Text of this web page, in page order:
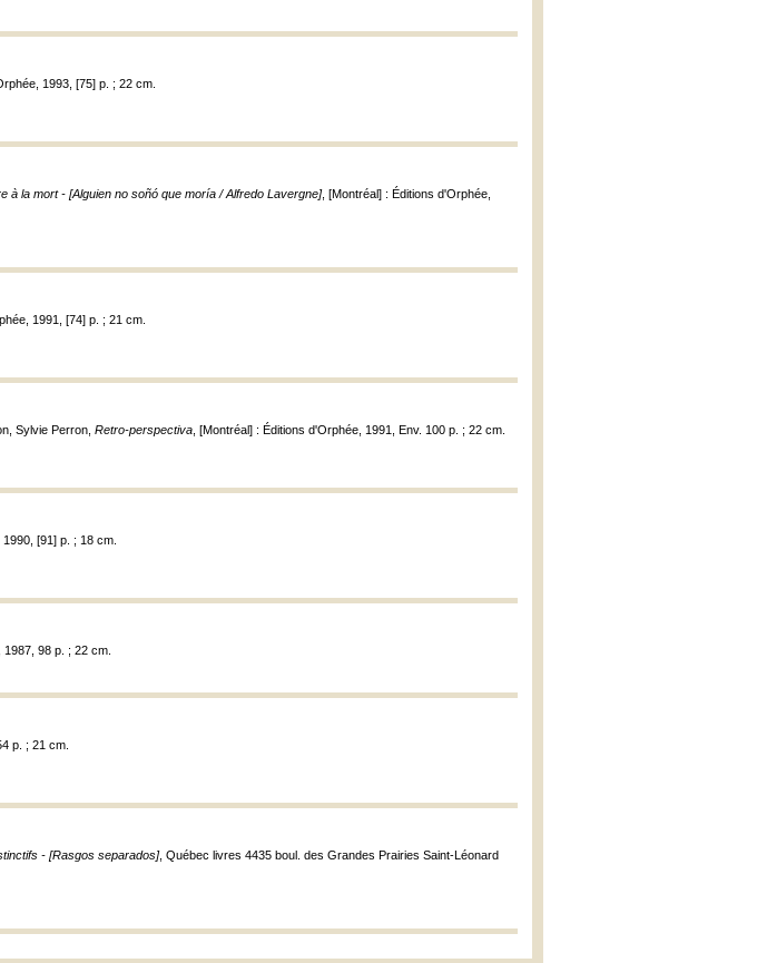
1993, [75] p. ; 22 cm.
à la mort - [Alguien no soñó que moría / Alfredo Lavergne], [Montréal] : Éditions d'Orphée,
1991, [74] p. ; 21 cm.
Sylvie Perron, Retro-perspectiva , [Montréal] : Éditions d'Orphée, 1991, Env. 100 p. ; 22 cm.
[91] p. ; 18 cm.
1987, 98 p. ; 22 cm.
p. ; 21 cm.
- [Rasgos separados], Québec livres 4435 boul. des Grandes Prairies Saint-Léonard